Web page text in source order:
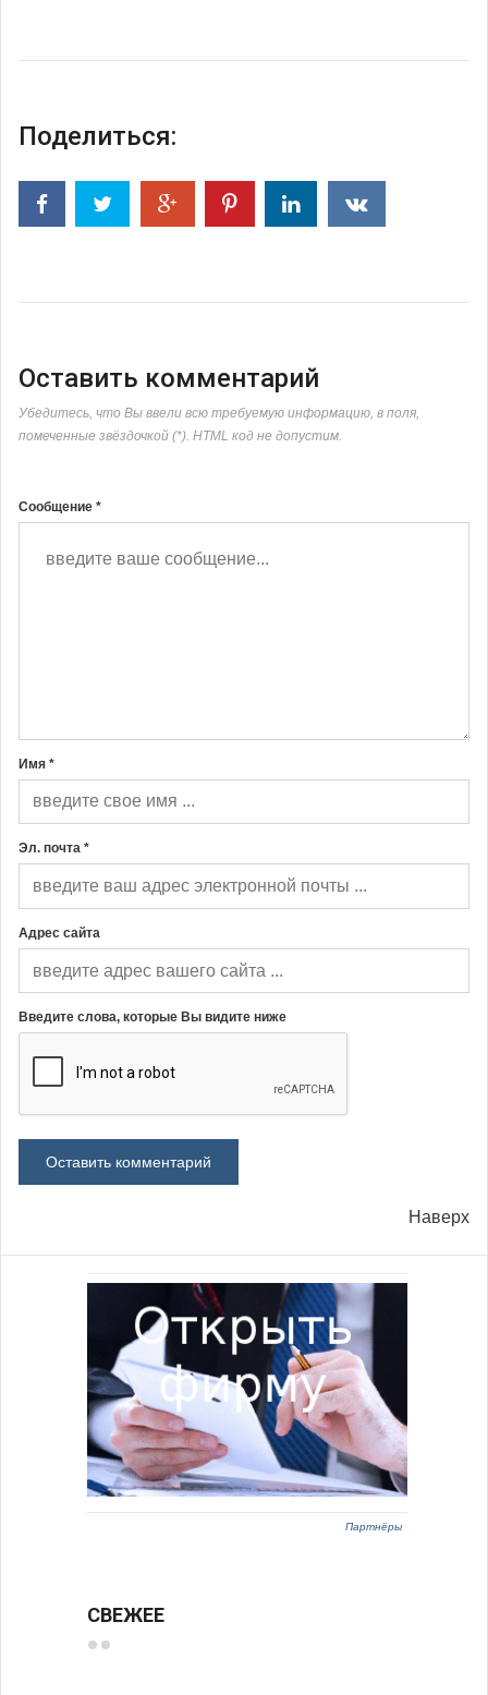
Поделиться:
Оставить комментарий
Убедитесь, что Вы ввели всю требуемую информацию, в поля,
помеченные звёздочкой (*). HTML код не допустим.
Сообщение *
Имя *
Эл. почта *
Адрес сайта
Введите слова, которые Вы видите ниже
Наверх
Партнёры
СВЕЖЕЕ